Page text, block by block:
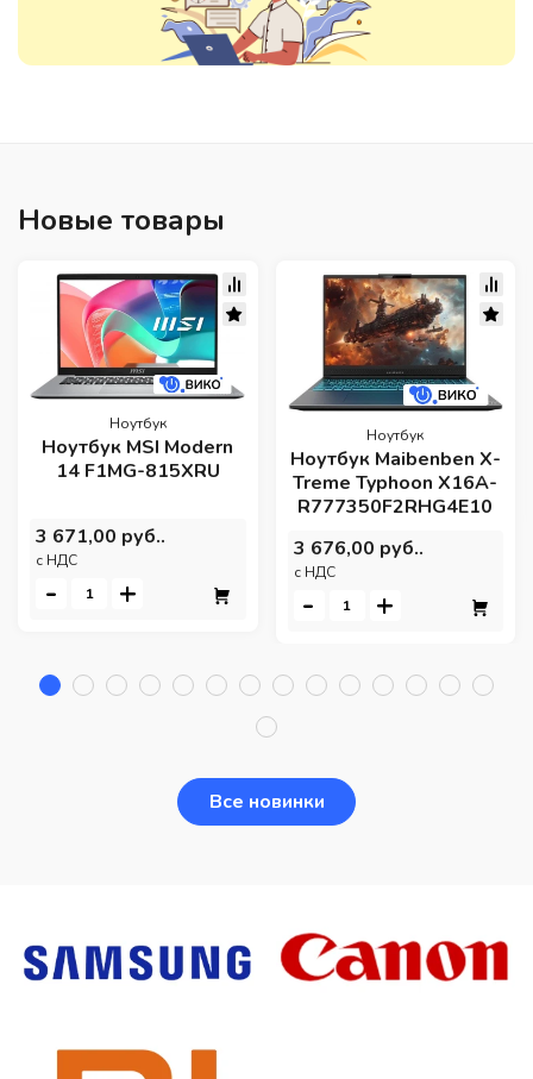
Новые товары
Ноутбук
Ноутбук MSI Modern
14 F1MG-815XRU
3 671,00 руб..
c НДС
- +
Ноутбук
Ноутбук Maibenben X-
Treme Typhoon X16A-
R777350F2RHG4E10
3 676,00 руб..
c НДС
- +
Все новинки